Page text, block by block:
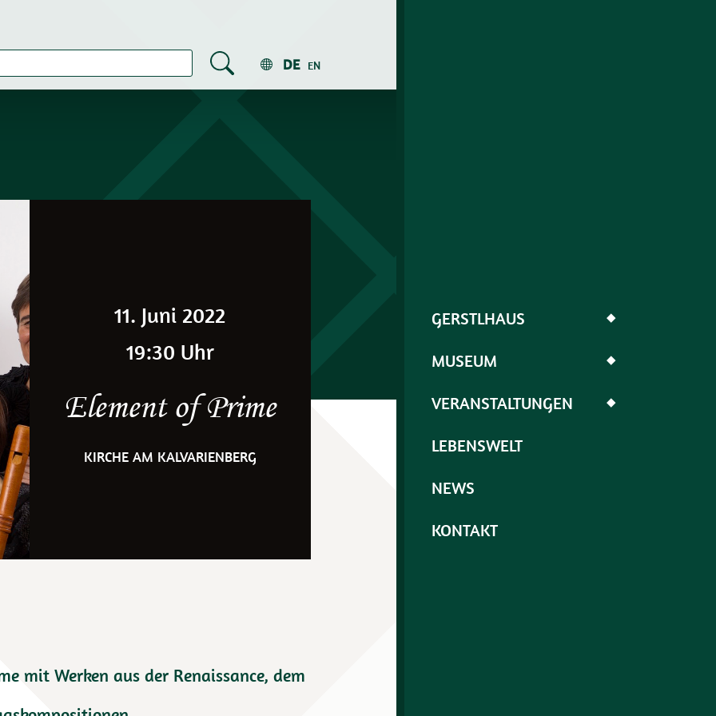
GERSTLHAUS ◆
MUSEUM ◆
VERANSTALTUNGEN ◆
LEBENSWELT
NEWS
KONTAKT
11. Juni 2022
19:30 Uhr
Element of Prime
KIRCHE AM KALVARIENBERG
DE EN
mit Werken aus der Renaissance, dem